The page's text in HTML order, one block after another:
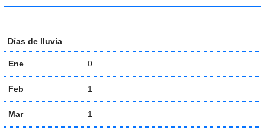
Días de lluvia
Ene 0
Feb 1
Mar 1